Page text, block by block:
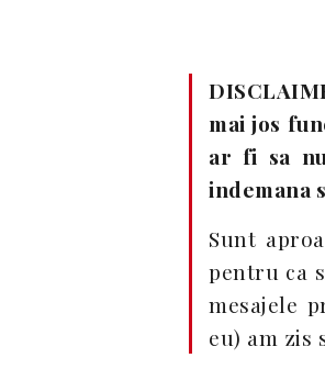
mai jos
ar fi sa
indemana
Sunt
pentru ca
mesajele
eu) am zis